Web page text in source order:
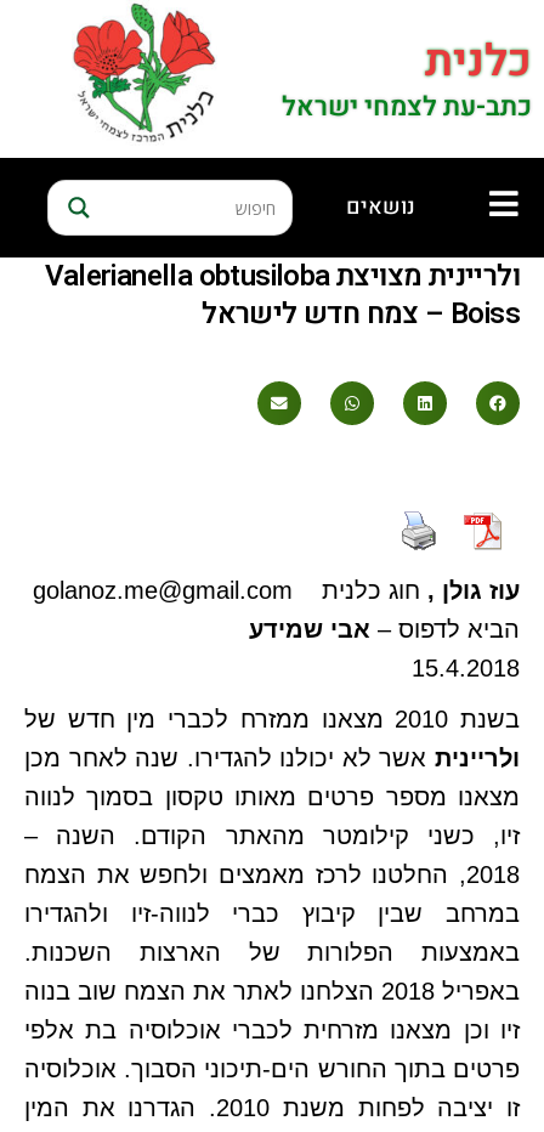
כלנית
כתב-עת לצמחי ישראל
נושאים
ולריינית מצויצת Valerianella obtusiloba
Boiss – צמח חדש לישראל
עוז גולן , חוג כלנית golanoz.me@gmail.com
הביא לדפוס – אבי שמידע
15.4.2018
בשנת 2010 מצאנו ממזרח לכברי מין חדש של
ולריינית אשר לא יכולנו להגדירו. שנה לאחר מכן
מצאנו מספר פרטים מאותו טקסון בסמוך לנווה
זיו, כשני קילומטר מהאתר הקודם. השנה –
2018, החלטנו לרכז מאמצים ולחפש את הצמח
במרחב שבין קיבוץ כברי לנווה-זיו ולהגדירו
באמצעות הפלורות של הארצות השכנות.
באפריל 2018 הצלחנו לאתר את הצמח שוב בנוה
זיו וכן מצאנו מזרחית לכברי אוכלוסיה בת אלפי
פרטים בתוך החורש הים-תיכוני הסבוך. אוכלוסיה
זו יציבה לפחות משנת 2010. הגדרנו את המין